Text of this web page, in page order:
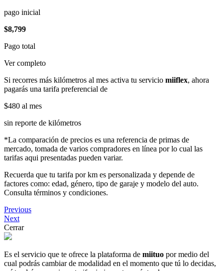
pago inicial
$8,799
Pago total
Ver completo
Si recorres más kilómetros al mes activa tu servicio miiflex, ahora
pagarás una tarifa preferencial de
$480 al mes
sin reporte de kilómetros
*La comparación de precios es una referencia de primas de
mercado, tomada de varios compradores en línea por lo cual las
tarifas aqui presentadas pueden variar.
Recuerda que tu tarifa por km es personalizada y depende de
factores como: edad, género, tipo de garaje y modelo del auto.
Consulta términos y condiciones.
Previous
Next
Cerrar
Es el servicio que te ofrece la plataforma de miituo por medio del
cual podrás cambiar de modalidad en el momento que tú lo decidas,